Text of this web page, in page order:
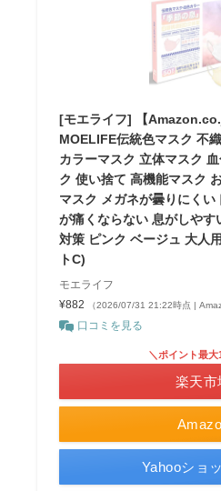
[モエライフ] 【
MOELIFE伝統色マスク 不
カラーマスク 立体マスク
ク 使い捨て 高機能マスク
マスク メガネが曇りにく
が痛くならない 息がしやす
対策 ピンク ベージュ 大人
トC)
モエライフ
¥882
（2026/07/31 21:22時点 |
口コミを見る
＼ポイント最大
楽天市
Yahooショ